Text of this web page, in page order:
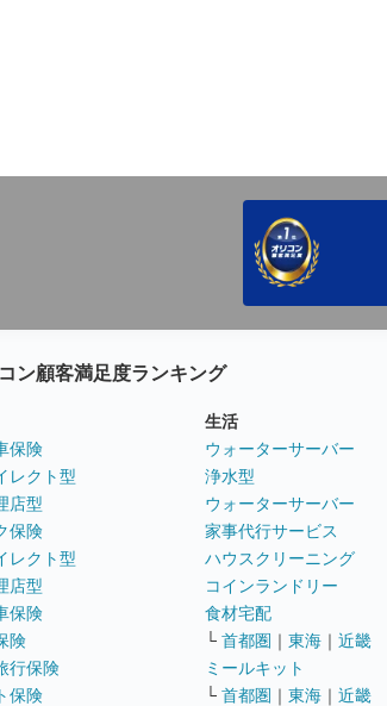
ン顧客満足度ランキング
保険
レクト型
店型
保険
レクト型
店型
保険
険
行保険
保険
生活
ウォーターサーバー
浄水型
ウォーターサーバー
家事代行サービス
ハウスクリーニング
コインランドリー
食材宅配
└ 首都圏 ｜ 東海 ｜ 近畿
ミールキット
└ 首都圏 ｜ 東海 ｜ 近畿